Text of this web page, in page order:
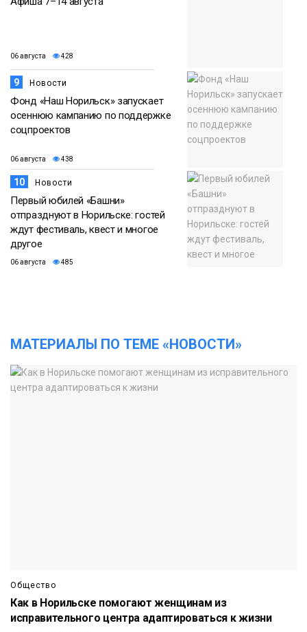
06 августа 428
9 Новости
Фонд «Наш Норильск» запускает
осеннюю кампанию по поддержке
соцпроектов
06 августа 438
10 Новости
Первый юбилей «Башни»
отпразднуют в Норильске: гостей
ждут фестиваль, квест и многое
другое
06 августа 485
МАТЕРИАЛЫ ПО ТЕМЕ «НОВОСТИ»
Общество
Как в Норильске помогают женщинам из
исправительного центра адаптироваться к жизни